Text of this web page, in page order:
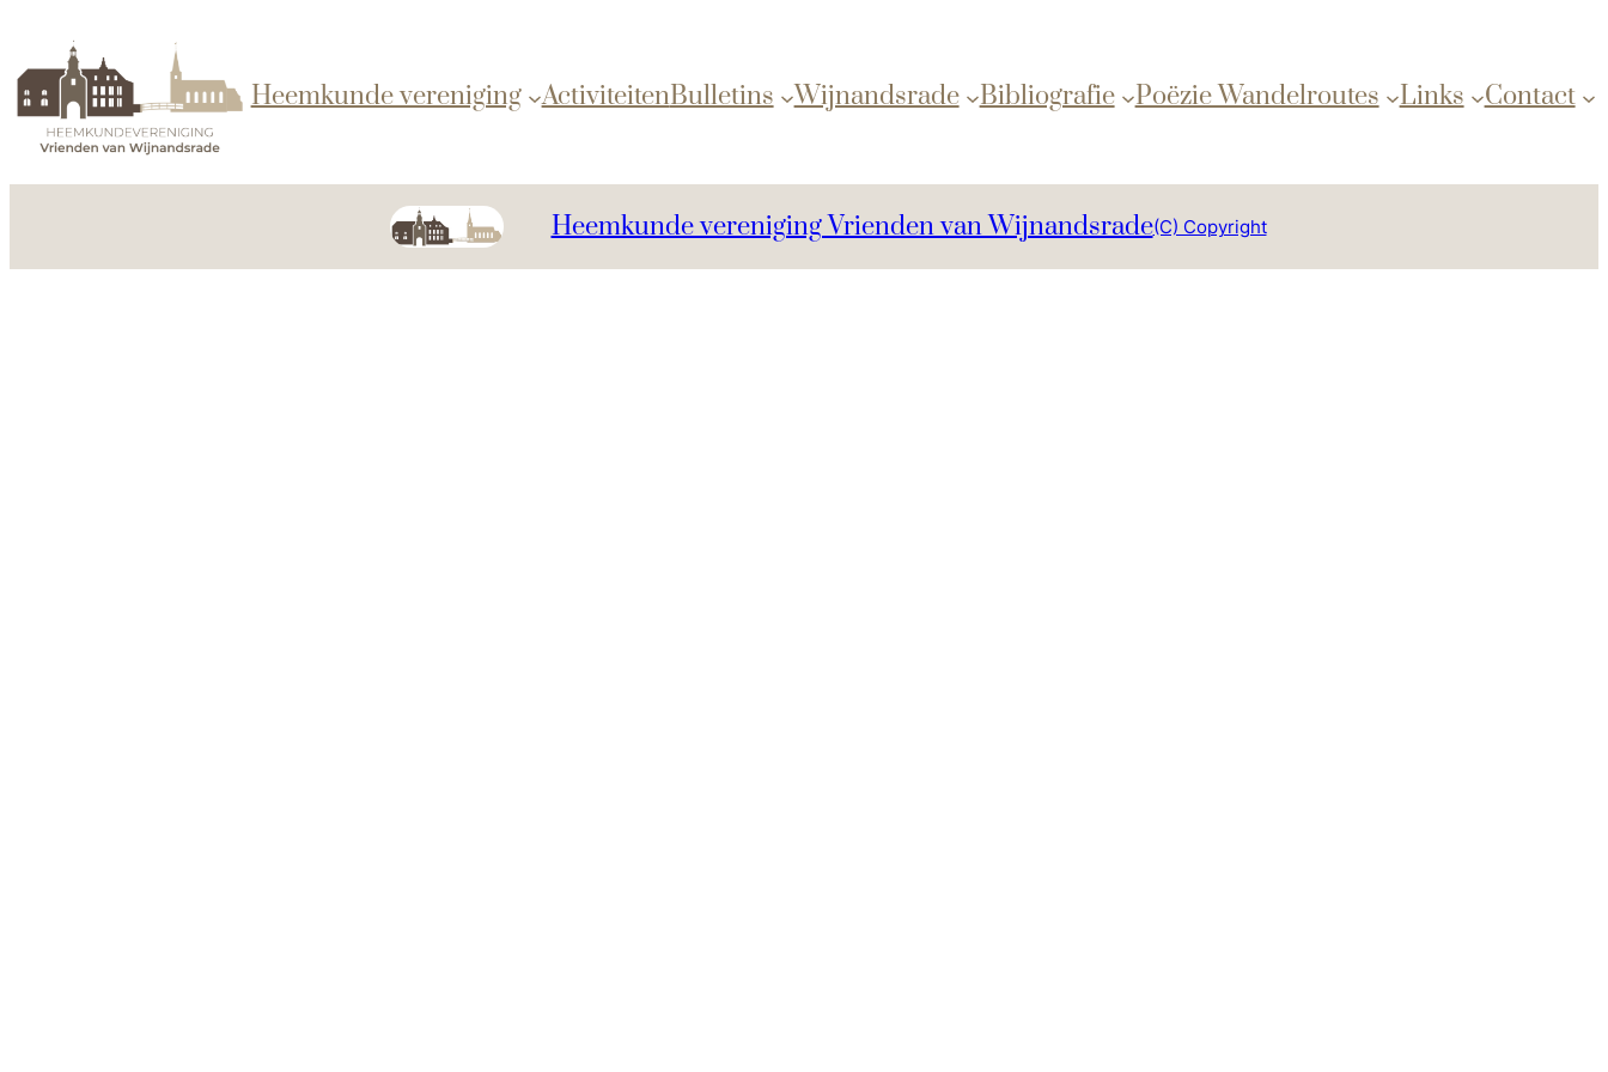
Heemkunde vereniging ActiviteitenBulletins Wijnandsrade Bibliografie Poëzie Wandelroutes Links Contact
Heemkunde vereniging Vrienden van Wijnandsrade(C) Copyright